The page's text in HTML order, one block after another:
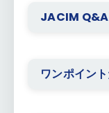
JACIM Q&A
ワンポイン